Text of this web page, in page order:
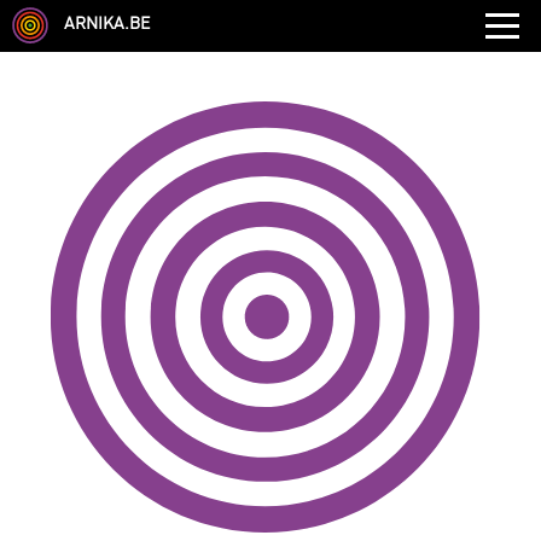
ARNIKA.BE
AUTRE COMPÉTENCE TYPE
LANGUES PARLÉES ÉCOLE
CHEVEUX TAILLE
CORPULENCE ANNÉE DE NAISSANCE
ANNULER LES FILTRES